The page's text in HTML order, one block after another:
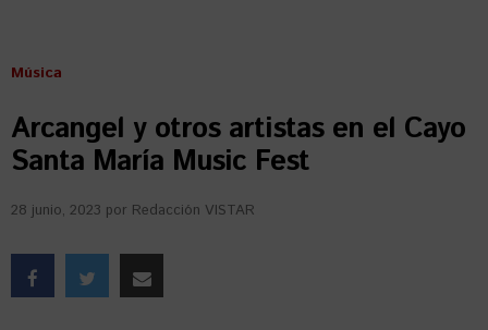
Música
Arcangel y otros artistas en el Cayo
Santa María Music Fest
28 junio, 2023 por Redacción VISTAR